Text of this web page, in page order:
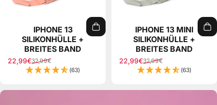
IPHONE 13
SILIKONHÜLLE +
BREITES BAND
Sale price
22,99€
Regular price
32,99€
(63)
IPHONE 13 MINI
SILIKONHÜLLE +
BREITES BAND
Sale price
22,99€
Regular price
32,99€
(63)